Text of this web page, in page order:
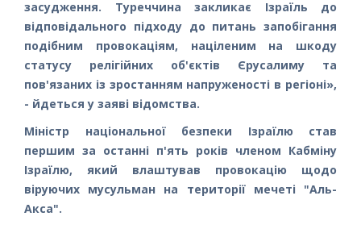
засудження. Туреччина закликає Ізраїль до
відповідального підходу до питань запобігання
подібним провокаціям, націленим на шкоду
статусу релігійних об'єктів Єрусалиму та
пов'язаних із зростанням напруженості в регіоні»,
- йдеться у заяві відомства.
Міністр національної безпеки Ізраїлю став
першим за останні п'ять років членом Кабміну
Ізраїлю, який влаштував провокацію щодо
віруючих мусульман на території мечеті "Аль-
Акса".